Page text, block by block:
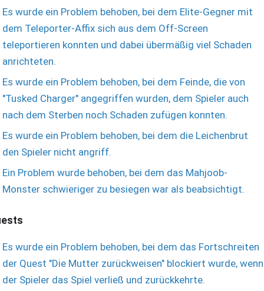
Es wurde ein Problem behoben, bei dem Elite-Gegner mit
dem Teleporter-Affix sich aus dem Off-Screen
teleportieren konnten und dabei übermäßig viel Schaden
anrichteten.
Es wurde ein Problem behoben, bei dem Feinde, die von
"Tusked Charger" angegriffen wurden, dem Spieler auch
nach dem Sterben noch Schaden zufügen konnten.
Es wurde ein Problem behoben, bei dem die Leichenbrut
den Spieler nicht angriff.
Ein Problem wurde behoben, bei dem das Mahjoob-
Monster schwieriger zu besiegen war als beabsichtigt.
Es wurde ein Problem behoben, bei dem das Fortschreiten
der Quest "Die Mutter zurückweisen" blockiert wurde, wenn
der Spieler das Spiel verließ und zurückkehrte.